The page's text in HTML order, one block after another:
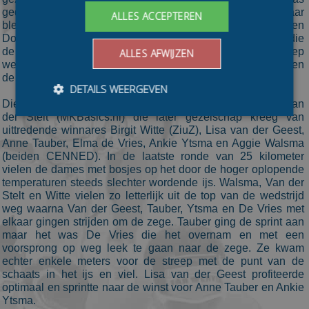
gedoemd te mislukken, kreeg de ruimte van het peloton maar
bleef wel in schootsafstand. Dieuwertje van Kalken (ACE) en
Dominique van der Stelt (Leontienhuis) waren de eerste die
de oversteek maakten, maar snel daarna was de hele groep
weer bij elkaar. Toen de mannen al gefinishte waren moesten
de vrouwen nog ruim 40 kilometer afleggen.
Die finale werd geopend door een solo-aanval van Iris van
der Stelt (MKBasics.nl) die later gezelschap kreeg van
uittredende winnares Birgit Witte (ZiuZ), Lisa van der Geest,
Anne Tauber, Elma de Vries, Ankie Ytsma en Aggie Walsma
(beiden CENNED). In de laatste ronde van 25 kilometer
vielen de dames met bosjes op het door de hoger oplopende
temperaturen steeds slechter wordende ijs. Walsma, Van der
Stelt en Witte vielen zo letterlijk uit de top van de wedstrijd
weg waarna Van der Geest, Tauber, Ytsma en De Vries met
elkaar gingen strijden om de zege. Tauber ging de sprint aan
maar het was De Vries die het overnam en met een
voorsprong op weg leek te gaan naar de zege. Ze kwam
echter enkele meters voor de streep met de punt van de
schaats in het ijs en viel. Lisa van der Geest profiteerde
optimaal en sprintte naar de winst voor Anne Tauber en Ankie
Ytsma.
ALLES ACCEPTEREN
ALLES AFWIJZEN
DETAILS WEERGEVEN
Bezoekersgegevens Gerichte advertenties
Prestatiecookies worden gebruikt om te zien hoe
bezoekers de website gebruiken, bijv. analytische
cookies. Deze cookies kunnen niet worden gebruikt om
een bepaalde bezoeker direct te identificeren.
Naam
Aanbieder/
Domein
Vervaldatum
_ga
Google LLC
.schaatspeloton.nl
1 jaar 1
maand
This cookie
name is
asssociated
with Google
Universal